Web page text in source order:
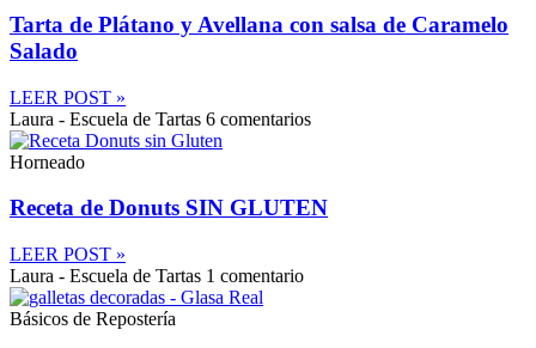
Tarta de Plátano y Avellana con salsa de Caramelo
Salado
LEER POST »
Laura - Escuela de Tartas 6 comentarios
Horneado
Receta de Donuts SIN GLUTEN
LEER POST »
Laura - Escuela de Tartas 1 comentario
Básicos de Repostería